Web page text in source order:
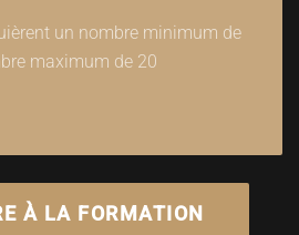
un nombre minimum de
maximum de 20
À LA FORMATION